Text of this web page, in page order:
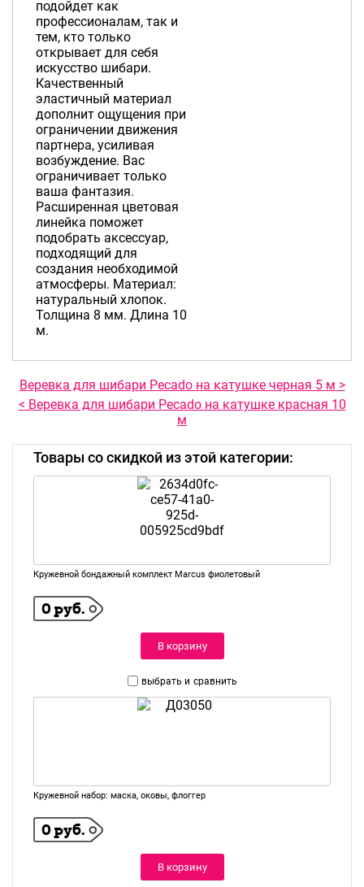
подойдет как
профессионалам, так и
тем, кто только
открывает для себя
искусство шибари.
Качественный
эластичный материал
дополнит ощущения при
ограничении движения
партнера, усиливая
возбуждение. Вас
ограничивает только
ваша фантазия.
Расширенная цветовая
линейка поможет
подобрать аксессуар,
подходящий для
создания необходимой
атмосферы. Материал:
натуральный хлопок.
Толщина 8 мм. Длина 10
м.
Веревка для шибари Pecado на катушке черная 5 м >
< Веревка для шибари Pecado на катушке красная 10
м
Товары со скидкой из этой категории:
Кружевной бондажный комплект Marcus фиолетовый
0 руб.
В корзину
выбрать и сравнить
Кружевной набор: маска, оковы, флоггер
0 руб.
В корзину